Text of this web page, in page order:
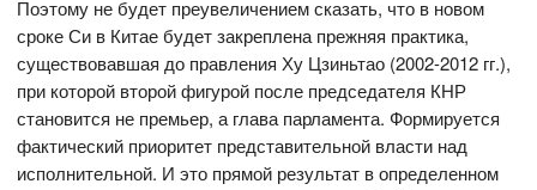
Поэтому не будет преувеличением сказать, что в новом
сроке Си в Китае будет закреплена прежняя практика,
существовавшая до правления Ху Цзиньтао (2002-2012 гг.),
при которой второй фигурой после председателя КНР
становится не премьер, а глава парламента. Формируется
фактический приоритет представительной власти над
исполнительной. И это прямой результат в определенном